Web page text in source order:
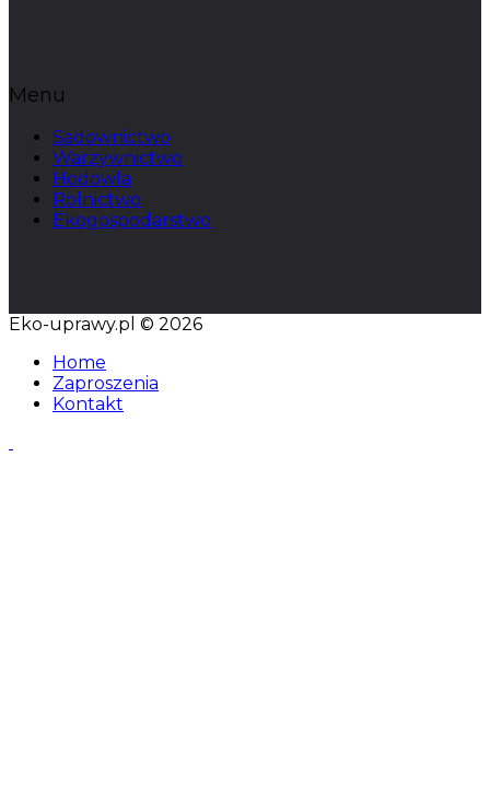
Menu
Sadownictwo
Warzywnictwo
Hodowla
Rolnictwo
Ekogospodarstwo
Eko-uprawy.pl © 2026
Home
Zaproszenia
Kontakt